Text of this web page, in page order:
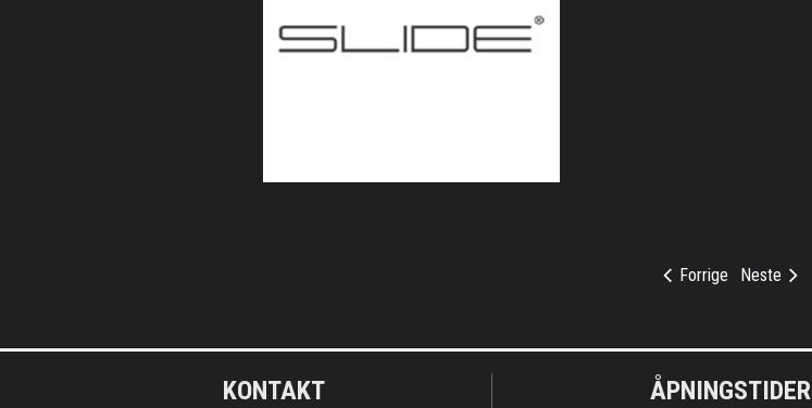
Forrige Neste
KontaktinformasjonKONTAKT ÅPNINGSTIDER